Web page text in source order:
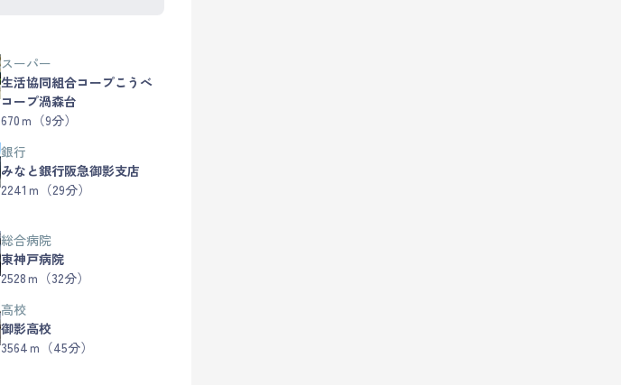
スーパー
生活協同組合コープこうべ
コープ渦森台
670ｍ（9分）
銀行
みなと銀行阪急御影支店
2241ｍ（29分）
総合病院
東神戸病院
2528ｍ（32分）
高校
御影高校
3564ｍ（45分）